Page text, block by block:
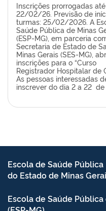
Inscrições prorrogadas
22/02/26. Previsão de
turmas: 25/02/2026. A
Saúde Pública de Minas
(ESP-MG), em parceria
Secretaria de Estado de
Minas Gerais (SES-MG),
inscrições para o “Curso
Registrador Hospitalar de
As pessoas interessadas
inscrever do dia 2 a 22 de
Escola de Saúde Pública
do Estado de Minas
Escola de Saúde